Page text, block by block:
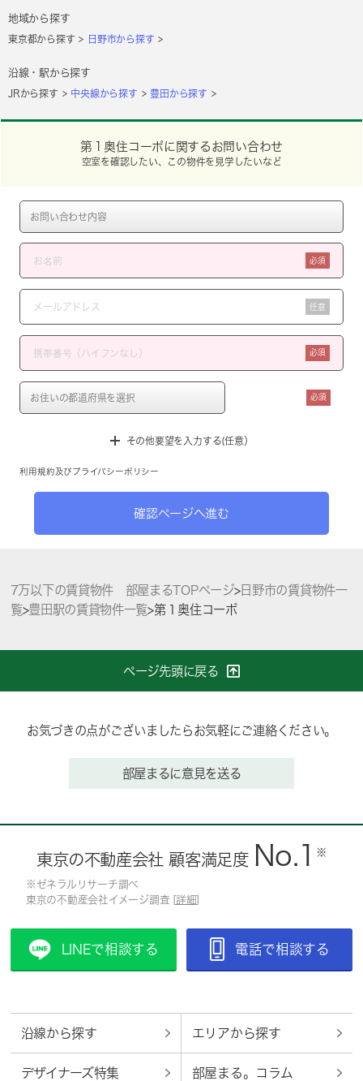
地域から探す
東京都から探す 日野市から探す
沿線・駅から探す
JRから探す 中央線から探す 豊田から探す
第１奥住コーポに関するお問い合わせ
空室を確認したい、この物件を見学したいなど
必須
任意
必須
必須
その他要望を入力する(任意）
利用規約 及び プライバシーポリシー
確認ページへ進む
7万以下の賃貸物件 部屋まるTOPページ>日野市の賃貸物件一
覧>豊田駅の賃貸物件一覧>第１奥住コーポ
ページ先頭に戻る
お気づきの点がございましたらお気軽にご連絡ください。
部屋まるに意見を送る
東京の不動産会社 顧客満足度 No.1 ※
※ゼネラルリサーチ調べ
東京の不動産会社イメージ調査 [ 詳細
LINEで相談する 電話で相談する
沿線から探す エリアから探す
デザイナーズ特集 部屋まる。コラム